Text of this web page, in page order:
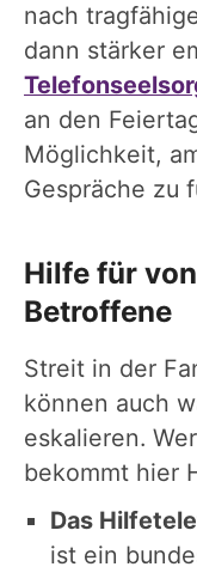
nach
dann stärker
an den
Möglichkeit,
Gespräche zu
Hilfe für
Betroffene
Streit in der
können auch
eskalieren.
bekommt hier
Das
ist ein